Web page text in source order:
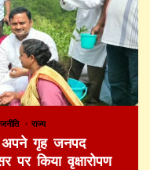
राज्य
अपने गृह जनपद
किया वृक्षारोपण